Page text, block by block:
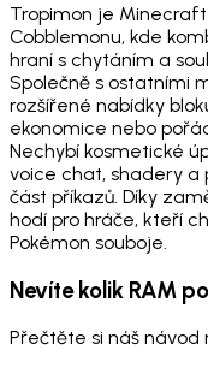
Tropimon je
Cobblemonu, kde
hraní s chytáním a
Společně s ostatními
rozšířené nabídky
ekonomice nebo
Nechybí kosmetické
voice chat, shadery a
část příkazů. Díky
hodí pro hráče, kteří
Pokémon souboje.
Nevíte kolik RAM
Přečtěte si náš návod